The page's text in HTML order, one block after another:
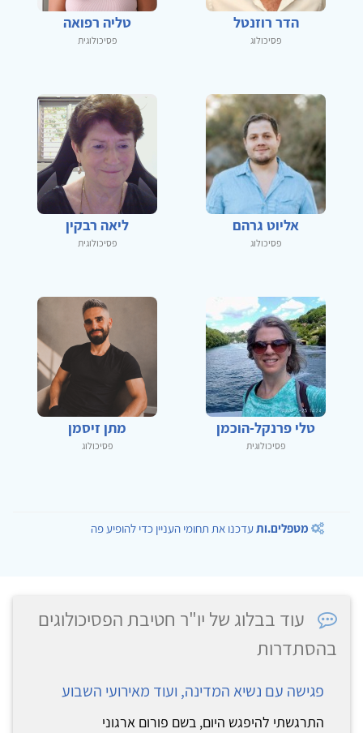
הדר רוזנטל
פסיכולוג
טליה רפואה
פסיכולוגית
אליוט גרהם
פסיכולוג
ליאה רבקין
פסיכולוגית
טלי פרנקל-הוכמן
פסיכולוגית
מתן זיסמן
פסיכולוג
מטפלים.ותעדכנו את תחומי העניין כדי להופיע פה
עוד בבלוג של יו"ר חטיבת הפסיכולוגים
בהסתדרות
פגישה עם נשיא המדינה, ועוד מאירועי השבוע
התרגשתי להיפגש היום, בשם פורום ארגוני